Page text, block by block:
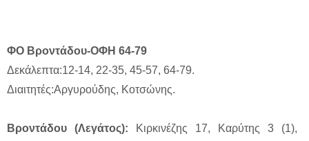
ΦΟ Βροντάδου-ΟΦΗ 64-79
Δεκάλεπτα:12-14, 22-35, 45-57, 64-79.
Διαιτητές:Αργυρούδης, Κοτσώνης.
Βροντάδου (Λεγάτος): Κιρκινέζης 17, Καρύτης 3 (1),